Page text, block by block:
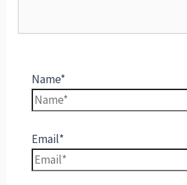
Name*
Email*